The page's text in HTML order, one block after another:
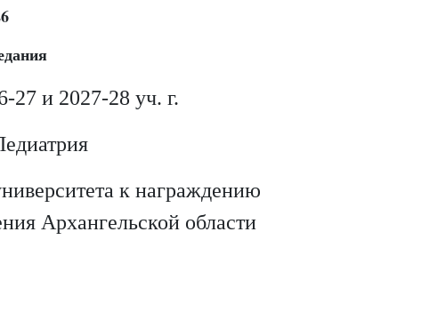
27 и 2027-28 уч. г.
к награждению
Архангельской области